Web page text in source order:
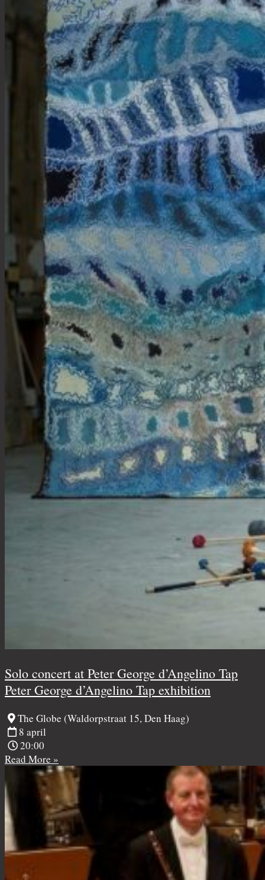
Solo concert at Peter George d’Angelino Tap
Peter George d’Angelino Tap exhibition
The Globe (Waldorpstraat 15, Den Haag)
8 april
20:00
Read More »